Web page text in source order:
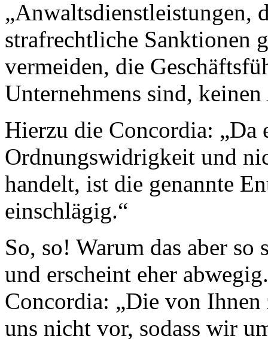
„Anwaltsdienstleistungen,
strafrechtliche Sanktionen
vermeiden, die
Unternehmens sind,
Hierzu die Concordia: „Da
Ordnungswidrigkeit und
handelt, ist die genannte
einschlägig.“
So, so! Warum das aber
und erscheint eher
Concordia: „Die von
uns nicht vor, sodass wir